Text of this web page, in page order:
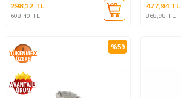
608,40TL
298,12 TL
868,98TL
477,94TL
%59